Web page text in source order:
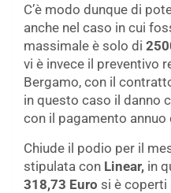
C’è modo dunque di
anche nel caso in cui
massimale è solo di
vi è invece il preventivo
Bergamo, con il
in questo caso il danno
con il pagamento annuo
Chiude il podio per il
stipulata con Linear, in
318,73 Euro si è coperti